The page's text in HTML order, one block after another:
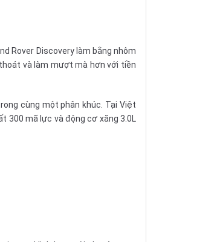
Rover Discovery làm bằng nhôm
và làm mượt mà hơn với tiền
cùng một phân khúc. Tại Việt
300 mã lực và động cơ xăng 3.0L